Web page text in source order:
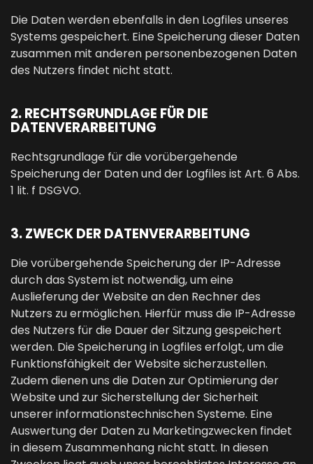
Die Daten werden ebenfalls in den Logfiles unseres
Systems gespeichert. Eine Speicherung dieser Daten
zusammen mit anderen personenbezogenen Daten
des Nutzers findet nicht statt.
2. RECHTSGRUNDLAGE FÜR DIE
DATENVERARBEITUNG
Rechtsgrundlage für die vorübergehende
Speicherung der Daten und der Logfiles ist Art. 6 Abs.
1 lit. f DSGVO.
3. ZWECK DER DATENVERARBEITUNG
Die vorübergehende Speicherung der IP-Adresse
durch das System ist notwendig, um eine
Auslieferung der Website an den Rechner des
Nutzers zu ermöglichen. Hierfür muss die IP-Adresse
des Nutzers für die Dauer der Sitzung gespeichert
werden. Die Speicherung in Logfiles erfolgt, um die
Funktionsfähigkeit der Website sicherzustellen.
Zudem dienen uns die Daten zur Optimierung der
Website und zur Sicherstellung der Sicherheit
unserer informationstechnischen Systeme. Eine
Auswertung der Daten zu Marketingzwecken findet
in diesem Zusammenhang nicht statt. In diesen